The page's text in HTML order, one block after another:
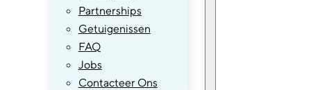
Partnerships
Getuigenissen
FAQ
Jobs
Contacteer Ons